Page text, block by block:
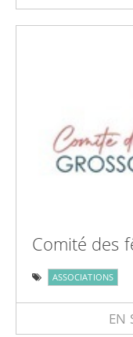
Comité des
ASSOCIATIONS
EN